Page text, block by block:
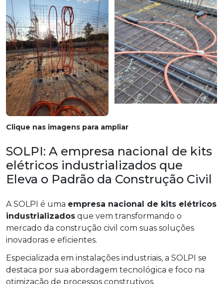
Clique nas imagens para ampliar
SOLPI: A empresa nacional de kits
elétricos industrializados que
Eleva o Padrão da Construção Civil
A SOLPI é uma empresa nacional de kits elétricos
industrializados que vem transformando o
mercado da construção civil com suas soluções
inovadoras e eficientes.
Especializada em instalações industriais, a SOLPI se
destaca por sua abordagem tecnológica e foco na
otimização de processos construtivos.